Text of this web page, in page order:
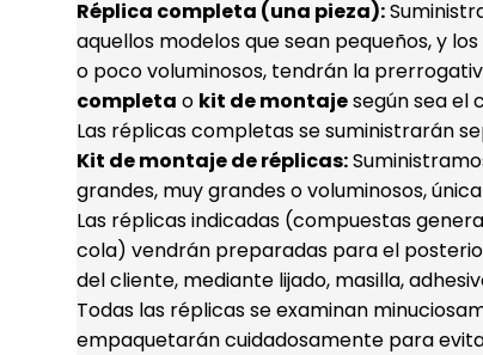
Réplica completa (una pieza):
aquellos modelos que sean pequeños, y
o poco voluminosos, tendrán la
completa o kit de montajesegún sea el
Las réplicas completas se suministrarán
Kit de montaje de réplicas:
grandes, muy grandes o voluminosos,
Las réplicas indicadas (compuestas
cola) vendrán preparadas para el
del cliente, mediante lijado, masilla,
Todas las réplicas se examinan
empaquetarán cuidadosamente para